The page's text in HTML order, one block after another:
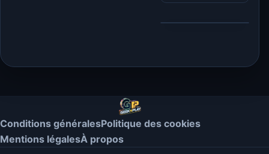
Conditions généralesPolitique des cookies
Mentions légalesÀ propos